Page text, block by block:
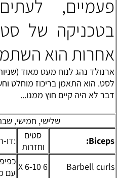
ארנולד
מאולצים
בסופר
(שניות מעטות) בין סטים
וחשב אך ורק. על הסט הנוכחי,
:דו-ראשי Chest:
כפיפת מרפק בעמידה
עם מוט
Press